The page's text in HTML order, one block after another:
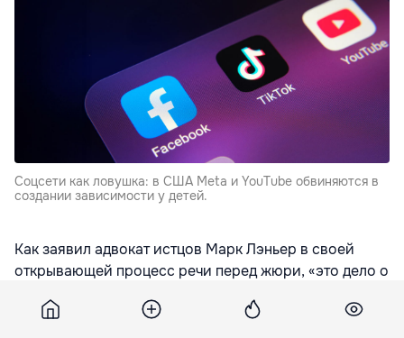
Соцсети как ловушка: в США Meta и YouTube обвиняются в
создании зависимости у детей.
Как заявил адвокат истцов Марк Лэньер в своей
открывающей процесс речи перед жюри, «это дело о
спроектировали зависимость в мозгах детей»,